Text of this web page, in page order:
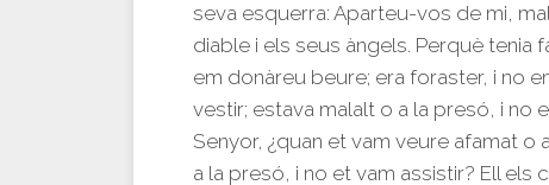
seva esquerra: Aparteu-vos de mi,
diable i els seus àngels. Perquè tenia
em donàreu beure; era foraster, i no
vestir; estava malalt o a la presó, i no
Senyor, ¿quan et vam veure afamat
a la presó, i no et vam assistir? Ell els